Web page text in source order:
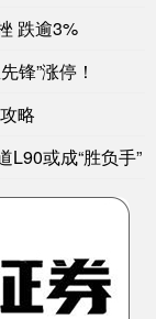
跌逾3%
锋”涨停！
略
L90或成“胜负手”